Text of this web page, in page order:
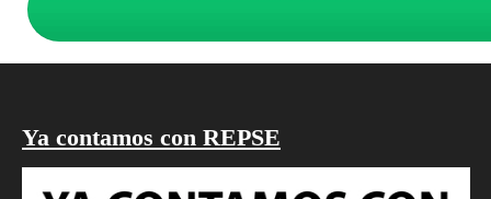
Ya contamos con REPSE